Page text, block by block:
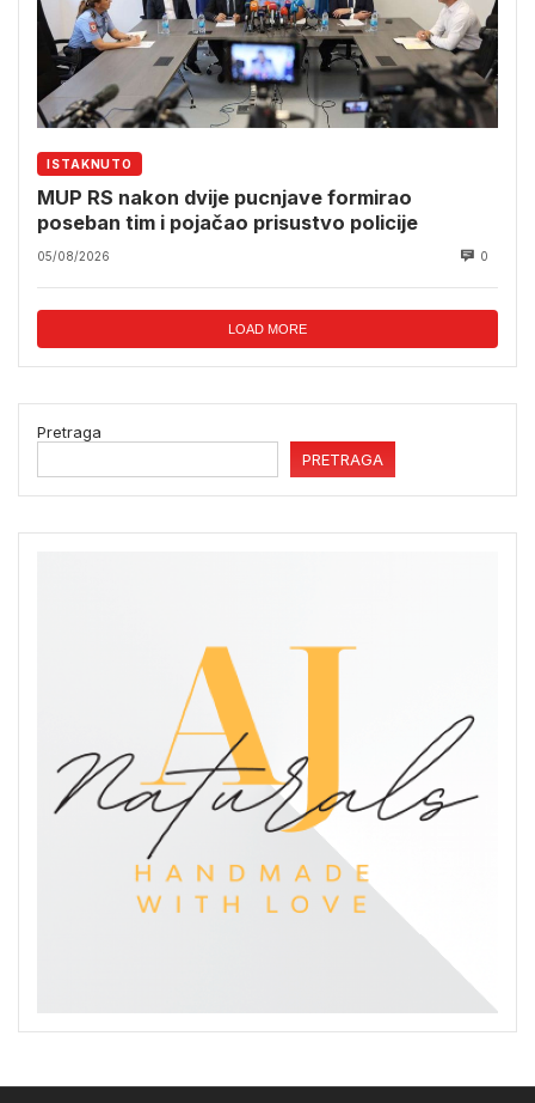
ISTAKNUTO
MUP RS nakon dvije pucnjave formirao
poseban tim i pojačao prisustvo policije
05/08/2026 0
LOAD MORE
Pretraga
PRETRAGA